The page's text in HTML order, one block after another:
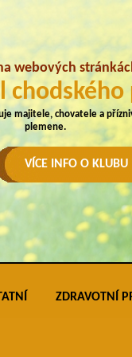
webových
chodského
majitele, chovatele a
plemene.
VÍCE INFO O KLUBU
ZDRAVOTNÍ